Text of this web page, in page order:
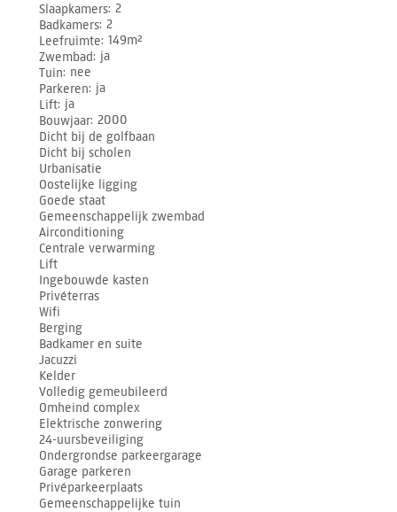
Slaapkamers 2
Badkamers 2
Leefruimte 149m²
Zwembad ja
Tuin nee
Parkeren ja
Lift ja
Bouwjaar 2000
Dicht bij de golfbaan
Dicht bij scholen
Urbanisatie
Oostelijke ligging
Goede staat
Gemeenschappelijk zwembad
Airconditioning
Centrale verwarming
Lift
Ingebouwde kasten
Privéterras
Wifi
Berging
Badkamer en suite
Jacuzzi
Kelder
Volledig gemeubileerd
Omheind complex
Elektrische zonwering
24-uursbeveiliging
Ondergrondse parkeergarage
Garage parkeren
Privéparkeerplaats
Gemeenschappelijke tuin